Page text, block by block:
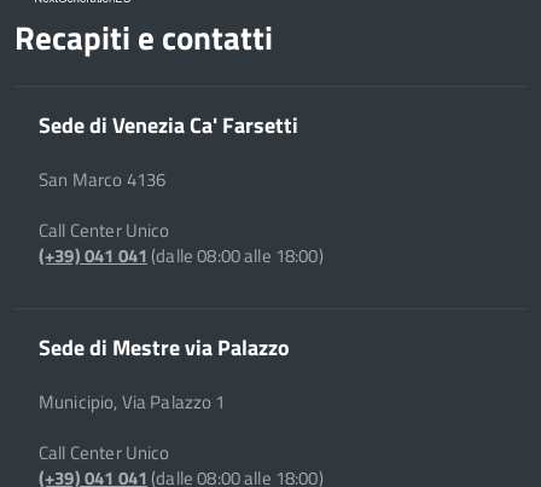
Recapiti e contatti
Sede di Venezia Ca' Farsetti
San Marco 4136
Call Center Unico
(+39) 041 041(dalle 08:00 alle 18:00)
Sede di Mestre via Palazzo
Municipio, Via Palazzo 1
Call Center Unico
(+39) 041 041(dalle 08:00 alle 18:00)